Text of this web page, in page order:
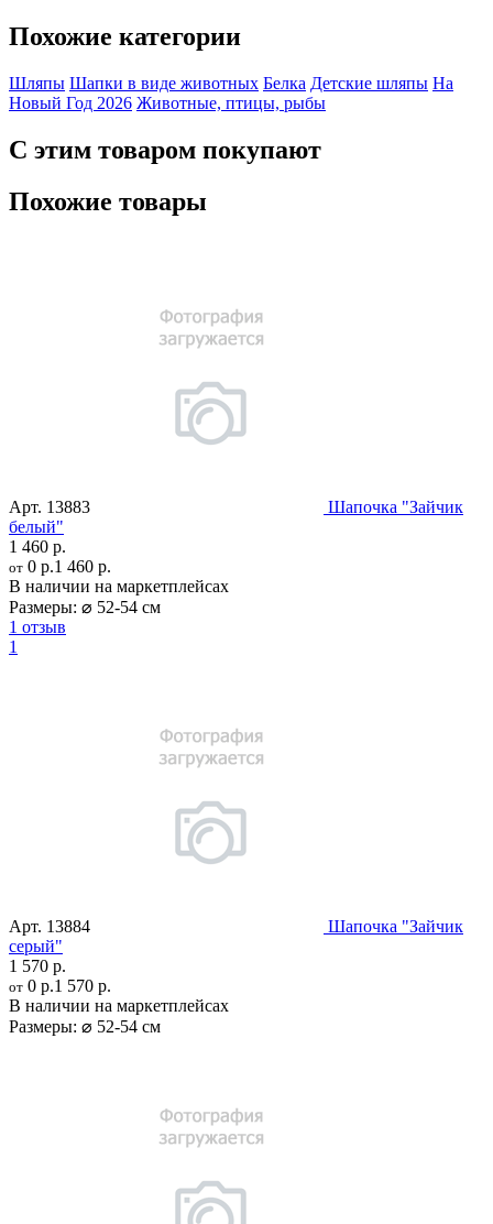
Похожие категории
Шляпы Шапки в виде животных Белка Детские шляпы На
Новый Год 2026 Животные, птицы, рыбы
С этим товаром покупают
Похожие товары
Арт. 13883
Шапочка "Зайчик
белый"
1 460 р.
от 0 р.1 460 р.
В наличии на маркетплейсах
Размеры: ⌀ 52-54 см
1 отзыв
1
Арт. 13884
Шапочка "Зайчик
серый"
1 570 р.
от 0 р.1 570 р.
В наличии на маркетплейсах
Размеры: ⌀ 52-54 см